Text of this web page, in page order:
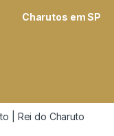
Charutos em SP
| Rei do Charuto